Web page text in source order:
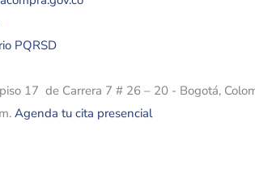
PQRSD
17 de Carrera 7 # 26 – 20 - Bogotá,
Agenda tu cita presencial